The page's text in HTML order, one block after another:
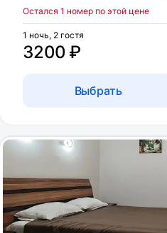
Остался 1 номер по этой цене
3200 ₽
1 ночь, 2 гостя
Выбрать